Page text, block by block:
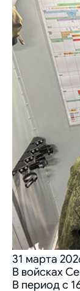
31 марта
В войсках
В период с